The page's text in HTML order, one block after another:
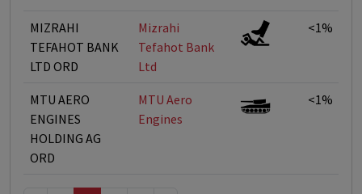
MIZRAHI
TEFAHOT BANK
LTD ORD
Mizrahi
Tefahot Bank
Ltd
<1%
MTU AERO
ENGINES
HOLDING AG
ORD
MTU Aero
Engines
<1%